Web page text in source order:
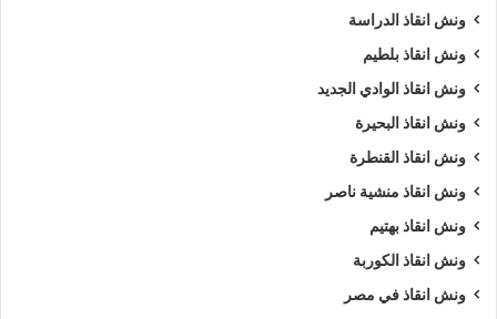
ونش انقاذ الدراسة
ونش انقاذ بلطيم
ونش انقاذ الوادي الجديد
ونش انقاذ البحيرة
ونش انقاذ القنطرة
ونش انقاذ منشية ناصر
ونش انقاذ بهتيم
ونش انقاذ الكوربة
ونش انقاذ في مصر